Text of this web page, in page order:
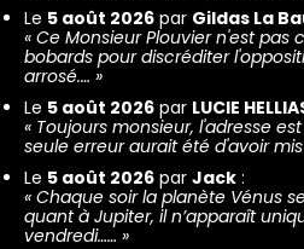
Le 5 août 2026 par Gildas La
« Ce Monsieur Plouvier n'est pas
bobards pour discréditer
arrosé.… »
Le 5 août 2026 par LUCIE
« Toujours monsieur, l'adresse
seule erreur aurait été d'avoir
Le 5 août 2026 par Jack :
« Chaque soir la planète Vénus
quant à Jupiter, il n’apparaît
vendredi…… »